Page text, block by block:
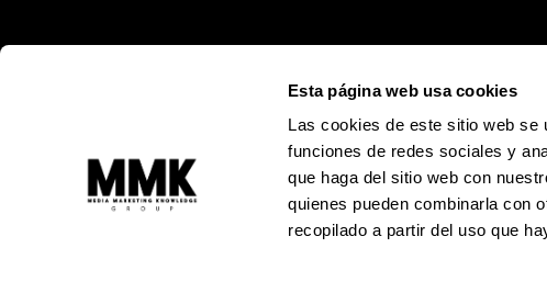
Esta página web usa cookies
Las cookies de este sitio web se
funciones de redes sociales y
que haga del sitio web con
quienes pueden combinarla con
recopilado a partir del uso que